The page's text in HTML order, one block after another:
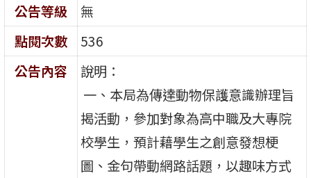
公告等級
無
點閱次數
536
公告內容
說明：
一、本局為傳達動物保護意識辦理旨
揭活動，參加對象為高中職及大專院
校學生，預計藉學生之創意發想梗
圖、金句帶動網路話題，以趣味方式